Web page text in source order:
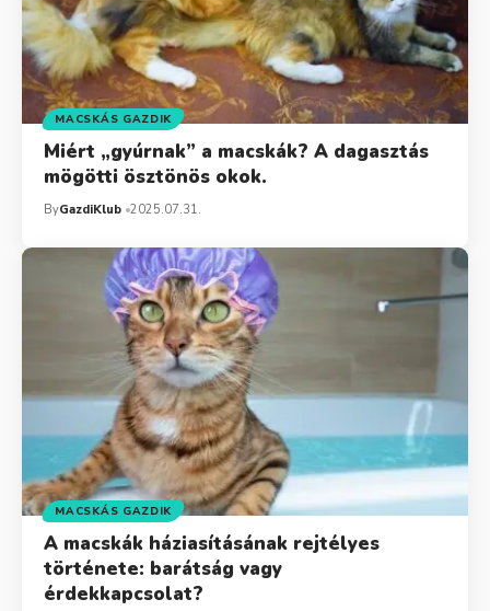
MACSKÁS GAZDIK
Miért „gyúrnak” a macskák? A dagasztás
mögötti ösztönös okok.
ByGazdiKlub 2025.07.31.
MACSKÁS GAZDIK
A macskák háziasításának rejtélyes
története: barátság vagy
érdekkapcsolat?